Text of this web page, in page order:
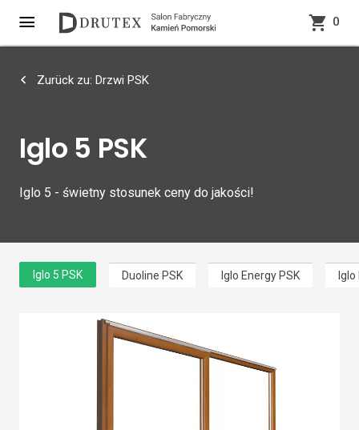
0
Zurück zu: Drzwi PSK
Iglo 5 PSK
Iglo 5 - świetny stosunek ceny do jakości!
Iglo 5 PSK Duoline PSK Iglo Energy PSK Iglo